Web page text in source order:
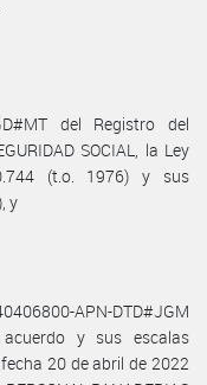
del Registro del
SOCIAL, la Ley
(t.o. 1976) y sus
y
APN-DTD#JGM
y sus escalas
20 de abril de 2022